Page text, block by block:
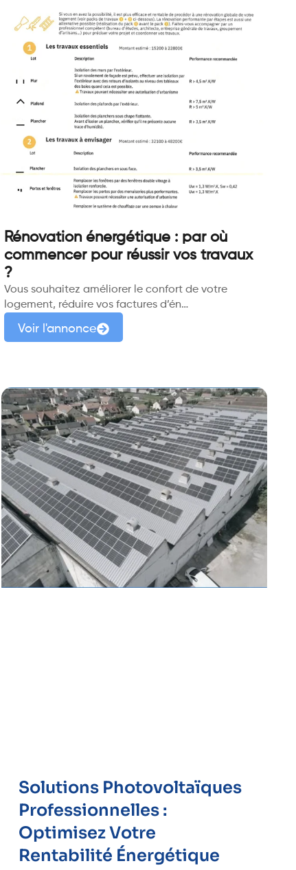
Rénovation énergétique : par où
commencer pour réussir vos travaux
?
Vous souhaitez améliorer le confort de votre
logement, réduire vos factures d’én…
Voir l'annonce
Solutions Photovoltaïques
Professionnelles :
Optimisez Votre
Rentabilité Énergétique